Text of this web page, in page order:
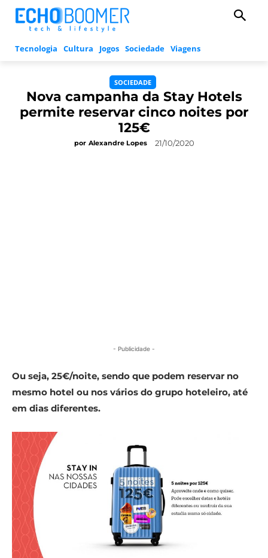
Tecnologia Cultura Jogos Sociedade Viagens
SOCIEDADE
Nova campanha da Stay Hotels
permite reservar cinco noites por
125€
por Alexandre Lopes 21/10/2020
- Publicidade -
Ou seja, 25€/noite, sendo que podem reservar no
mesmo hotel ou nos vários do grupo hoteleiro, até
em dias diferentes.